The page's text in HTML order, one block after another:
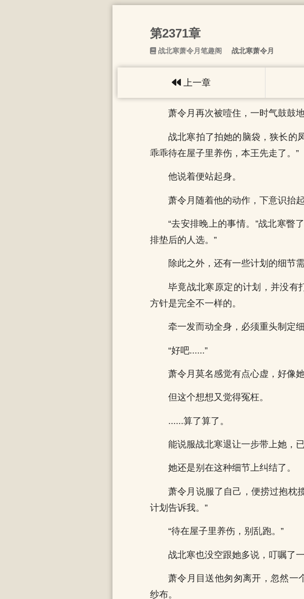
第2371章
战北寒萧令月笔趣阁 战北寒萧令月
上一章
萧令月再次被噎住，一时气鼓鼓地
战北寒拍了拍她的脑袋，狭长的
乖乖待在屋子里养伤，本王先走了。”
他说着便站起身。
萧令月随着他的动作，下意识抬
“去安排晚上的事情。”战北寒瞥
排垫后的人选。”
除此之外，还有一些计划的细节需
毕竟战北寒原定的计划，并没有
方针是完全不一样的。
牵一发而动全身，必须重头制定细
“好吧......”
萧令月莫名感觉有点心虚，好像
但这个想想又觉得冤枉。
......算了算了。
能说服战北寒退让一步带上她，
她还是别在这种细节上纠结了。
萧令月说服了自己，便捞过抱枕
计划告诉我。”
“待在屋子里养伤，别乱跑。”
战北寒也没空跟她多说，叮嘱了
萧令月目送他匆匆离开，忽然一
纱布。